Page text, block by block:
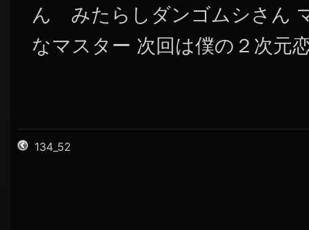
ん みたらしダンゴムシさん
なマスター 次回は僕の２次元
134_52